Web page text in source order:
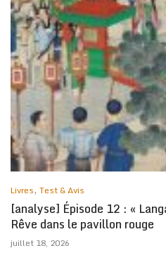
Livres, Test & Avis
[analyse] Épisode 12 : «
Rêve dans le pavillon rouge
juillet 18, 2026